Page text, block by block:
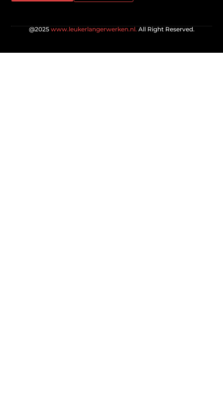
@2025 www.leukerlangerwerken.nl. All Right Reserved.